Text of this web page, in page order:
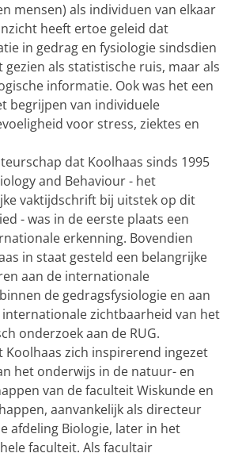
mensen) als individuen van elkaar
heeft ertoe geleid dat
in gedrag en fysiologie sindsdien
als statistische ruis, maar als
informatie. Ook was het een
begrijpen van individuele
voor stress, ziektes en
dat Koolhaas sinds 1995
and Behaviour - het
vaktijdschrift bij uitstek op dit
- was in de eerste plaats een
erkenning. Bovendien
in staat gesteld een belangrijke
aan de internationale
de gedragsfysiologie en aan
zichtbaarheid van het
onderzoek aan de RUG.
Koolhaas zich inspirerend ingezet
het onderwijs in de natuur- en
van de faculteit Wiskunde en
aanvankelijk als directeur
afdeling Biologie, later in het
faculteit. Als facultair